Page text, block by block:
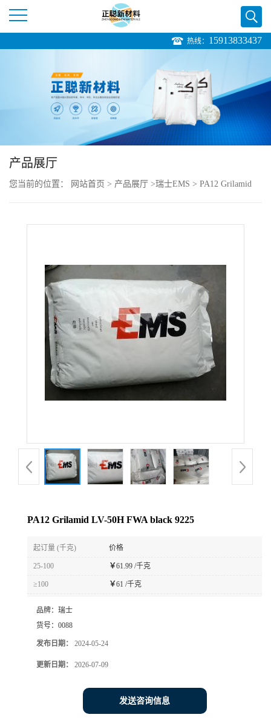
公
品
展
热线： 15913833437
产品展厅
您当前的位置： 网站首页 > 产品展厅 >瑞士EMS > PA12 Grilamid
PA12 Grilamid LV-50H FWA black 9225
起订量 (千克) 价格
25-100 ￥61.99 /千克
≥100 ￥61 /千克
品牌： 瑞士
货号： 0088
发布日期： 2024-05-24
更新日期： 2026-07-09
发送咨询信息